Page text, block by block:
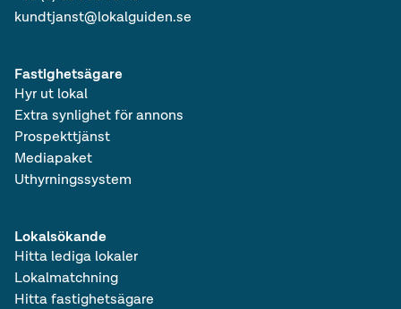
kundtjanst@lokalguiden.se
Lokalsökande
Hitta lediga lokaler
Lokalmatchning
Hitta fastighetsägare
Fastighetsägare
Hyr ut lokal
Extra synlighet för annons
Prospekttjänst
Mediapaket
Uthyrningssystem